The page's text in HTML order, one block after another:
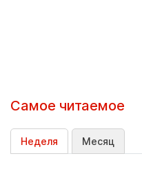
Самое читаемое
Неделя Месяц